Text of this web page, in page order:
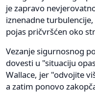
je zapravo
iznenadne
pojas pričvršćen oko
Vezanje sigurnosnog
dovesti u "situaciju
Wallace, jer "odvojite
a zatim ponovo